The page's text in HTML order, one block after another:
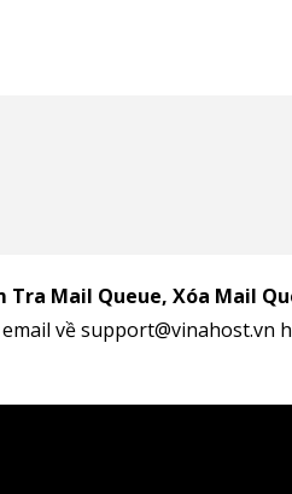
Tra Mail Queue, Xóa Mail
về support@vinahost.vn